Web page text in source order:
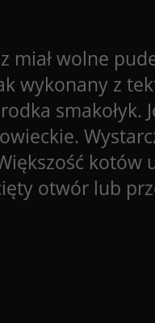
wolne
wykonany z
smakołyk.
kotów
otwór lub